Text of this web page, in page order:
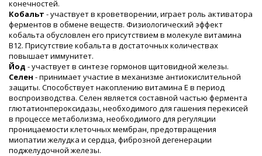
конечностей.
Кобальт - участвует в кроветворении, играет роль активатора
ферментов в обмене веществ. Физиологический эффект
кобальта обусловлен его присутствием в молекуле витамина
В12. Присутствие кобальта в достаточных количествах
повышает иммунитет.
Йод - участвует в синтезе гормонов щитовидной железы.
Селен - принимает участие в механизме антиокислительной
защиты. Способствует накоплению витамина Е в период
воспроизводства. Селен является составной частью фермента
глютатионпероксидазы, необходимого для гашения перекисей
в процессе метаболизма, необходимого для регуляции
проницаемости клеточных мембран, предотвращения
миопатии желудка и сердца, фиброзной дегенерации
поджелудочной железы.